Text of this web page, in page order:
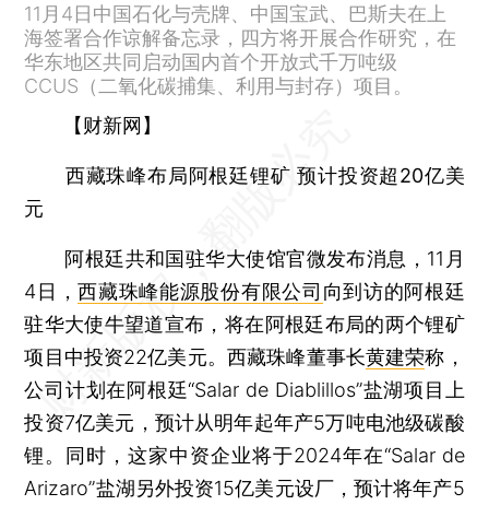
11月4日中国石化与壳牌、中国宝武、巴斯夫在上
海签署合作谅解备忘录，四方将开展合作研究，在
华东地区共同启动国内首个开放式千万吨级
CCUS（二氧化碳捕集、利用与封存）项目。
【财新网】
西藏珠峰布局阿根廷锂矿 预计投资超20亿美
元
阿根廷共和国驻华大使馆官微发布消息，11月
4日，西藏珠峰能源股份有限公司 向到访的阿根廷
驻华大使牛望道宣布，将在阿根廷布局的两个锂矿
项目中投资22亿美元。西藏珠峰董事长黄建荣称，
公司计划在阿根廷“Salar de Diablillos”盐湖项目上
投资7亿美元，预计从明年起年产5万吨电池级碳酸
锂。同时，这家中资企业将于2024年在“Salar de
Arizaro”盐湖另外投资15亿美元设厂，预计将年产5